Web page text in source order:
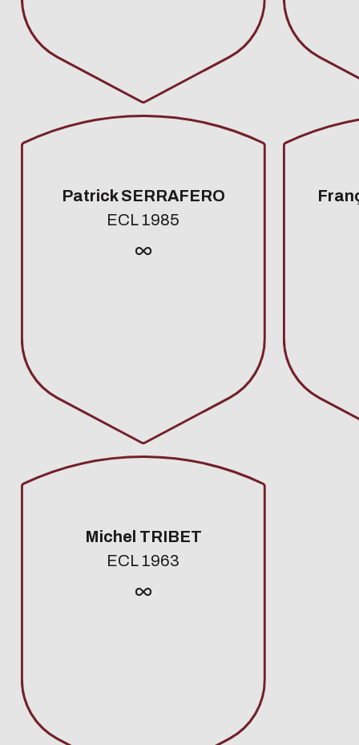
Patrick SERRAFERO
ECL 1985
Michel TRIBET
ECL 1963